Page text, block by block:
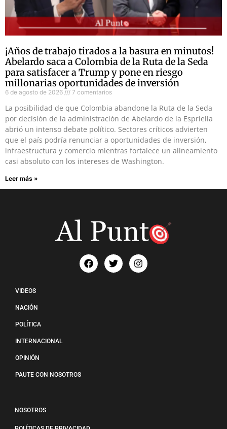
¡Años de trabajo tirados a la basura en minutos!
Abelardo saca a Colombia de la Ruta de la Seda
para satisfacer a Trump y pone en riesgo
millonarias oportunidades de inversión
6 de agosto de 2026 7 comentarios
La posibilidad de que Colombia abandone la Ruta de la Seda
por decisión de la administración de Abelardo de la Espriella
abrió un intenso debate político. Sectores críticos advierten
que el país podría renunciar a oportunidades de inversión,
infraestructura y comercio mientras fortalece un alineamiento
casi absoluto con los intereses de Washington.
Leer más »
VIDEOS
NACIÓN
POLÍTICA
INTERNACIONAL
OPINIÓN
PAUTE CON NOSOTROS
NOSOTROS